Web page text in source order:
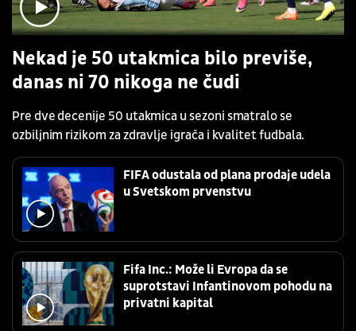
Nekad je 50 utakmica bilo previše,
danas ni 70 nikoga ne čudi
Pre dve decenije 50 utakmica u sezoni smatralo se
ozbiljnim rizikom za zdravlje igrača i kvalitet fudbala.
FIFA odustala od plana prodaje udela
u Svetskom prvenstvu
Fifa Inc.: Može li Evropa da se
suprotstavi Infantinovom pohodu na
privatni kapital